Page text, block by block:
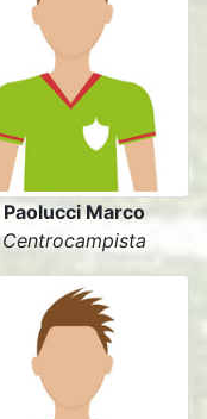
Paolucci Marco
Centrocampista